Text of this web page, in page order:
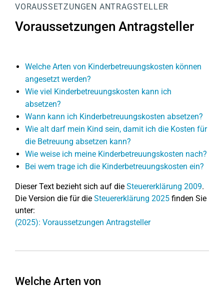
VORAUSSETZUNGEN ANTRAGSTELLER
Voraussetzungen Antragsteller
Welche Arten von Kinderbetreuungskosten können
angesetzt werden?
Wie viel Kinderbetreuungskosten kann ich
absetzen?
Wann kann ich Kinderbetreuungskosten absetzen?
Wie alt darf mein Kind sein, damit ich die Kosten für
die Betreuung absetzen kann?
Wie weise ich meine Kinderbetreuungskosten nach?
Bei wem trage ich die Kinderbetreuungskosten ein?
Dieser Text bezieht sich auf die Steuererklärung 2009.
Die Version die für die Steuererklärung 2025 finden Sie
unter:
(2025): Voraussetzungen Antragsteller
Welche Arten von